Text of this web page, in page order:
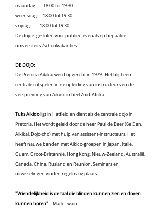
maandag:
18:00 tot 19:30
woensdag:
18:00 tot 19:30
vrijdag:
18:00 tot 19:30
De dojo is gesloten voor publiek, evenals op bepaalde
universiteits-/schoolvakanties.
DE DOJO:
De Pretoria Aikikai werd opgericht in 1979. Het blijft een
centrale rol spelen in de opleiding van instructeurs en de
verspreiding van Aikido in heel Zuid-Afrika.
Tuks Aikidoligt in Hatfield en dient als de centrale dojo in
Pretoria. Het wordt geleid door de heer Paul de Beer (6e Dan,
Aikikai, Dojo-cho) met hulp van assistent-instructeurs. Het
heeft nauwe banden met Aikido-groepen in Japan, Italië,
Guam, Groot-Brittannië, Hong Kong, Nieuw-Zeeland, Australië,
Canada, China, Rusland en Reunion. Seminars en
uitwisselingen vinden regelmatig plaats.
"Vriendelijkheid is de taal die blinden kunnen zien en doven
kunnen horen" - Mark Twain